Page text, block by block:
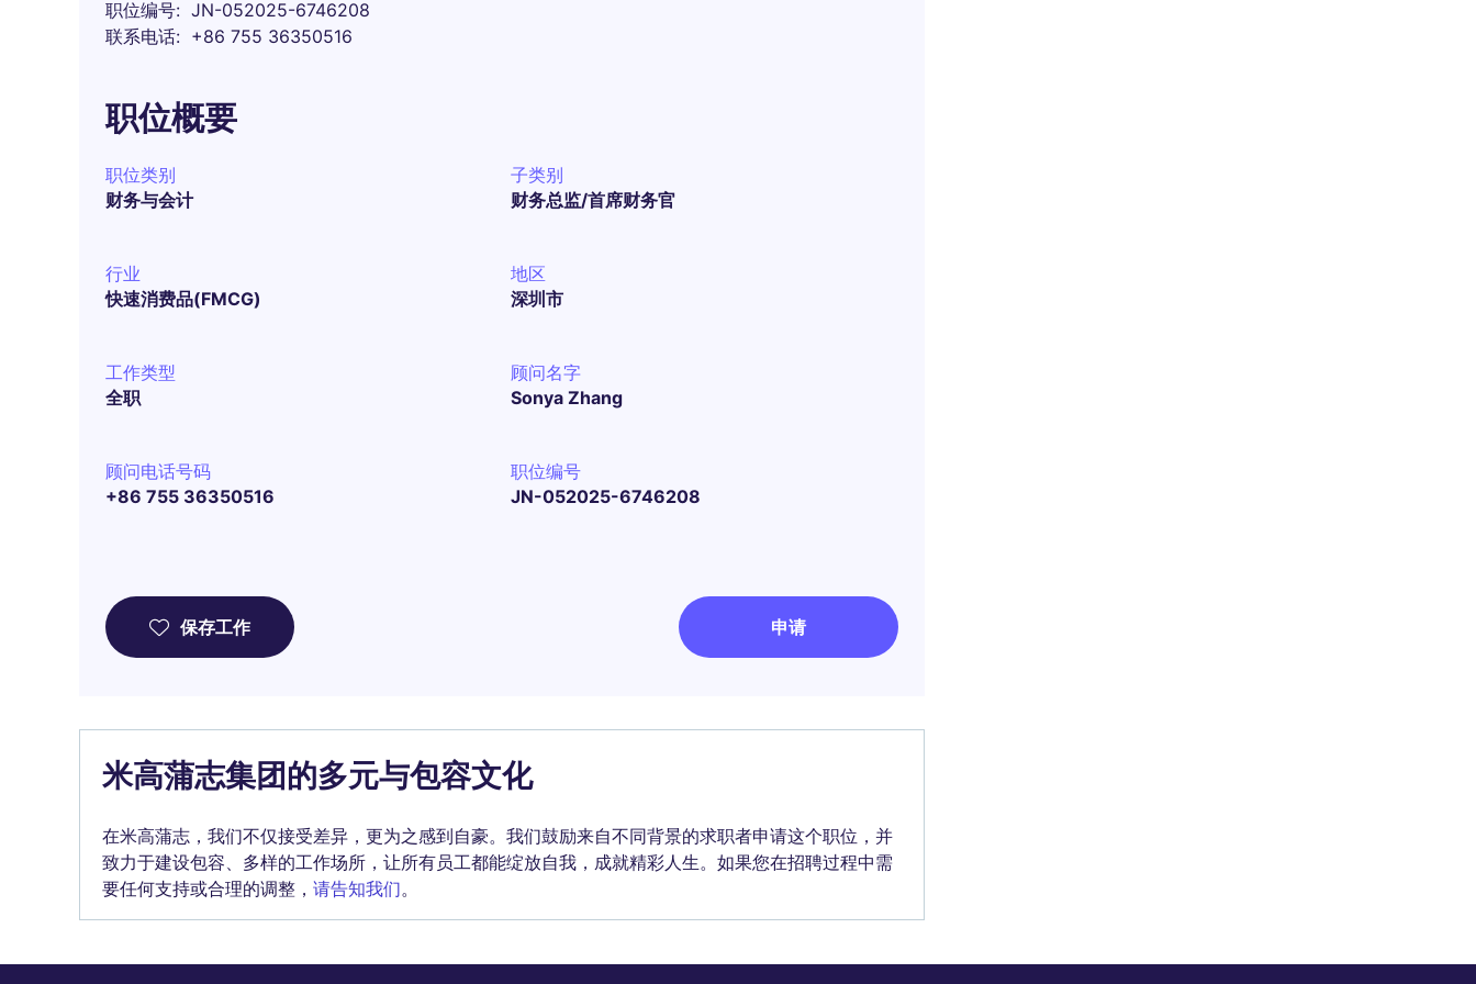
职位编号
JN-052025-6746208
联系电话
+86 755 36350516
职位概要
职位类别
财务与会计
子类别
财务总监/首席财务官
行业
快速消费品(FMCG)
地区
深圳市
工作类型
全职
顾问名字
Sonya Zhang
顾问电话号码
+86 755 36350516
职位编号
JN-052025-6746208
保存工作 申请
米高蒲志集团的多元与包容文化
在米高蒲志，我们不仅接受差异，更为之感到自豪。我们鼓励来自不同背景的求职者申请这个职位，并
致力于建设包容、多样的工作场所，让所有员工都能绽放自我，成就精彩人生。如果您在招聘过程中需
要任何支持或合理的调整， 请告知我们。